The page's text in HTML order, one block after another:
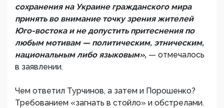
сохранения на Украине гражданского мира
принять во внимание точку зрения жителей
Юго-востока и не допустить притеснения по
любым мотивам — политическим, этническим,
национальным либо языковым», — отмечалось
в заявлении.
Чем ответил Турчинов, а затем и Порошенко?
Требованием «загнать в стойло» и обстрелами.